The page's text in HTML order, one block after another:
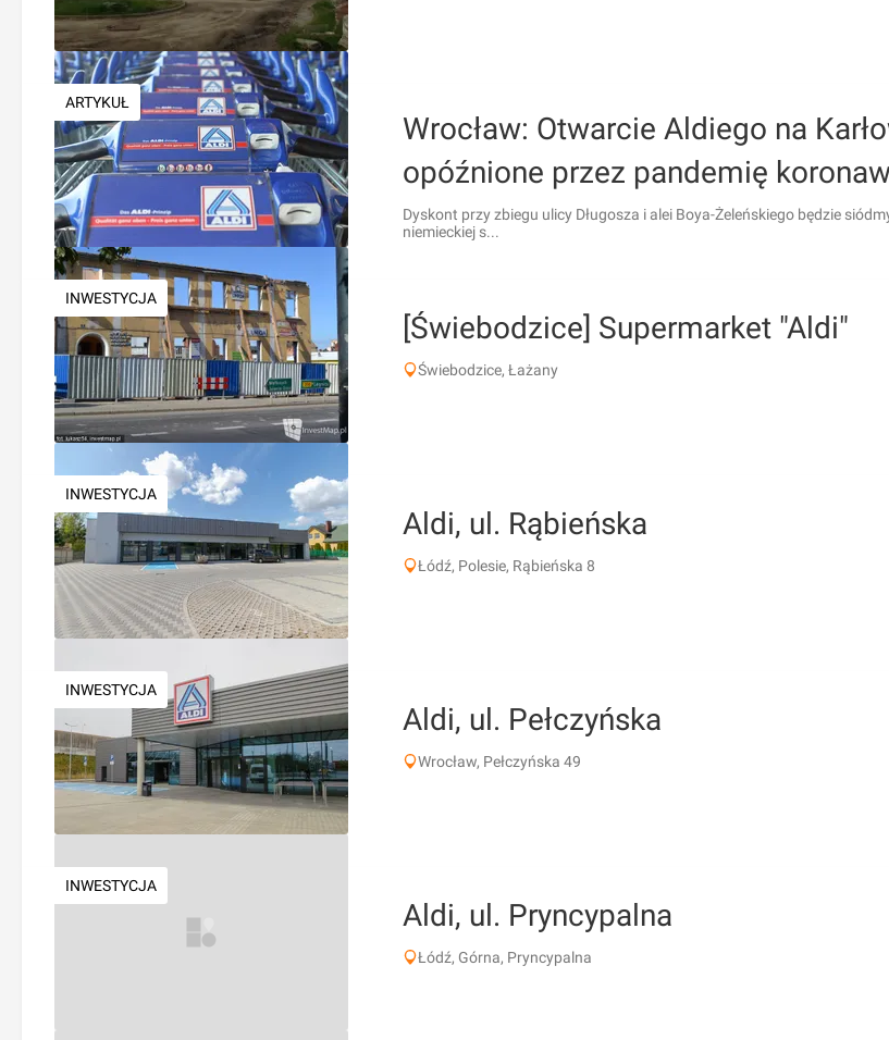
ARTYKUŁ
Wrocław: Otwarcie Aldiego na
opóźnione przez pandemię
Dyskont przy zbiegu ulicy Długosza i alei Boya-Żeleńskiego będzie
niemieckiej s...
INWESTYCJA
[Świebodzice] Supermarket "Aldi"
Świebodzice, Łażany
INWESTYCJA
Aldi, ul. Rąbieńska
Łódź, Polesie, Rąbieńska 8
INWESTYCJA
Aldi, ul. Pełczyńska
Wrocław, Pełczyńska 49
INWESTYCJA
Aldi, ul. Pryncypalna
Łódź, Górna, Pryncypalna